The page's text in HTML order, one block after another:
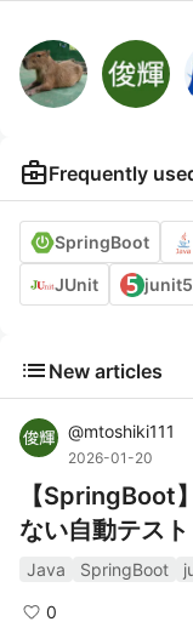
business_centerFrequently
SpringBoot
JUnit junit5
list New articles
@mtoshiki111
2026-01-20
【
ない自動テス
Java SpringBoot
0